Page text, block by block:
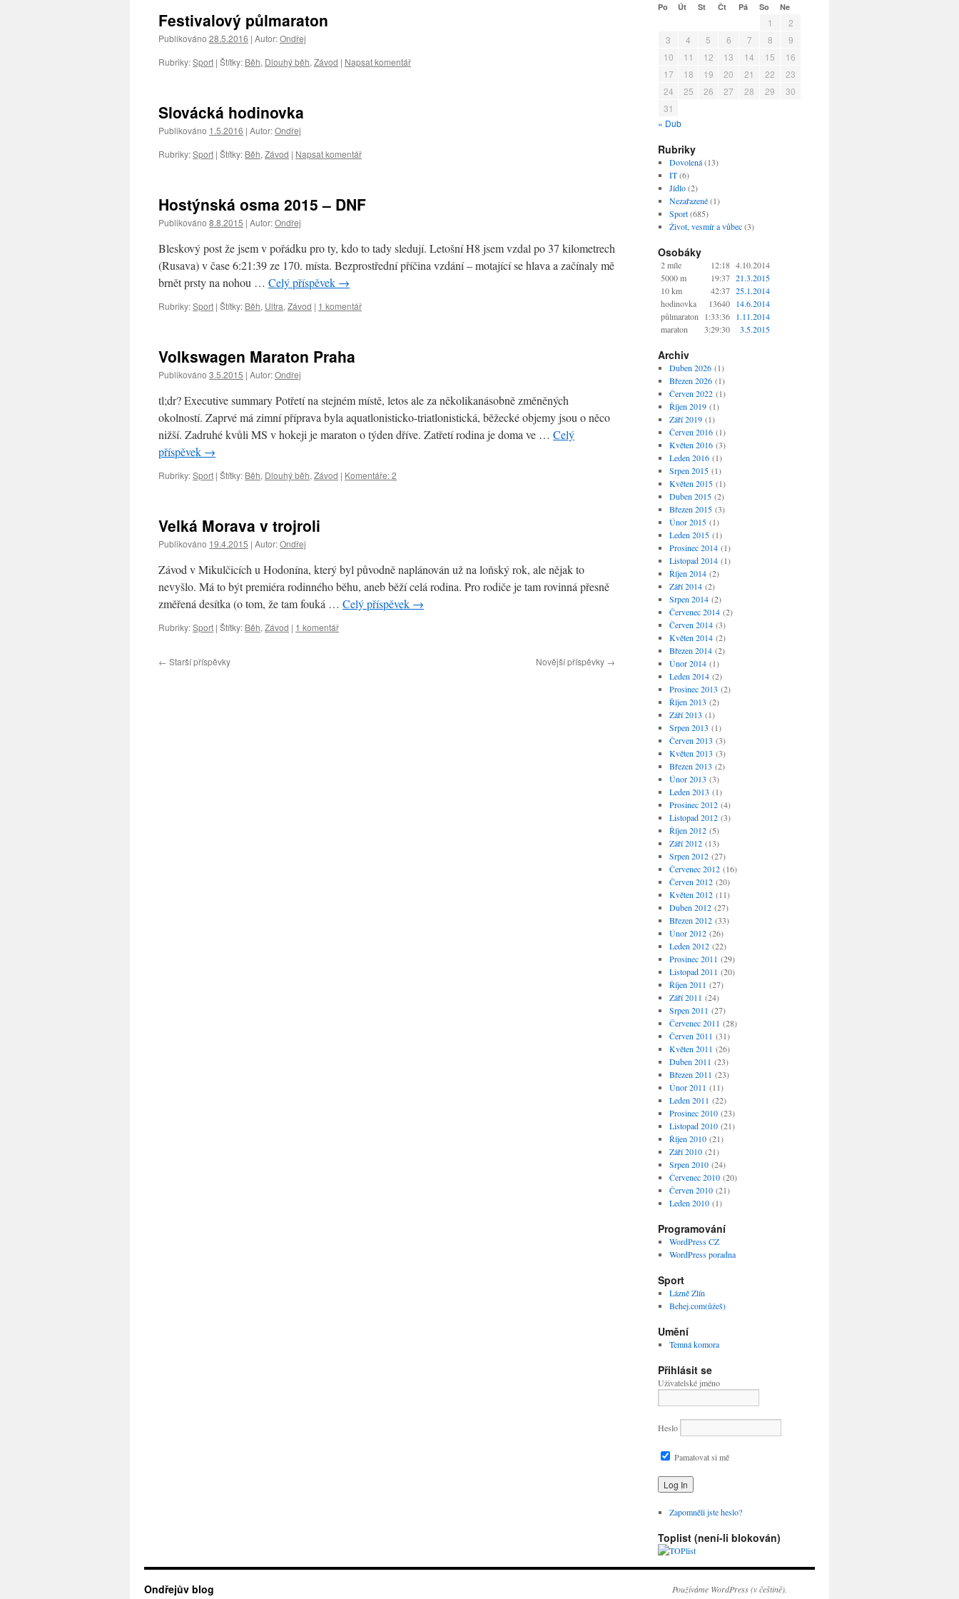
Festivalový půlmaraton
Publikováno 28.5.2016 | Autor:Ondřej
Rubriky:Sport | Štítky: Běh, Dlouhý běh, Závod | Napsat komentář
Slovácká hodinovka
Publikováno 1.5.2016 | Autor:Ondřej
Rubriky:Sport | Štítky: Běh, Závod | Napsat komentář
Hostýnská osma 2015 – DNF
Publikováno 8.8.2015 | Autor:Ondřej
Bleskový post že jsem v pořádku pro ty, kdo to tady sledují. Letošní H8 jsem vzdal po 37 kilometrech
(Rusava) v čase 6:21:39 ze 170. místa. Bezprostřední příčina vzdání – motající se hlava a začínaly mě
brnět prsty na nohou … Celý příspěvek →
Rubriky:Sport | Štítky: Běh, Ultra, Závod | 1 komentář
Volkswagen Maraton Praha
Publikováno 3.5.2015 | Autor:Ondřej
tl;dr? Executive summary Potřetí na stejném místě, letos ale za několikanásobně změněných
okolností. Zaprvé má zimní příprava byla aquatlonisticko-triatlonistická, běžecké objemy jsou o něco
nižší. Zadruhé kvůli MS v hokeji je maraton o týden dříve. Zatřetí rodina je doma ve … Celý
příspěvek →
Rubriky:Sport | Štítky: Běh, Dlouhý běh, Závod | Komentáře: 2
Velká Morava v trojroli
Publikováno 19.4.2015 | Autor:Ondřej
Závod v Mikulčicích u Hodonína, který byl původně naplánován už na loňský rok, ale nějak to
nevyšlo. Má to být premiéra rodinného běhu, aneb běží celá rodina. Pro rodiče je tam rovinná přesně
změřená desítka (o tom, že tam fouká … Celý příspěvek →
Rubriky:Sport | Štítky: Běh, Závod | 1 komentář
← Starší příspěvky Novější příspěvky →
Po Út St Čt Pá So Ne
1
2
3
4 5 6 7 8
9
10
11 12 13 14 15
16
17
18 19 20 21 22
23
24
25 26 27 28 29
30
31
« Dub
Rubriky
Dovolená(13)
IT(6)
Jídlo(2)
Nezařazené(1)
Sport(685)
Život, vesmír a vůbec(3)
Osobáky
2 míle 12:18 4.10.2014
5000 m
19:37 21.3.2015
10 km
42:37 25.1.2014
hodinovka
13640
14.6.2014
půlmaraton
1:33:36
1.11.2014
maraton
3:29:30 3.5.2015
Archiv
Duben 2026(1)
Březen 2026(1)
Červen 2022(1)
Říjen 2019(1)
Září 2019(1)
Červen 2016(1)
Květen 2016(3)
Leden 2016(1)
Srpen 2015(1)
Květen 2015(1)
Duben 2015(2)
Březen 2015(3)
Únor 2015(1)
Leden 2015(1)
Prosinec 2014(1)
Listopad 2014(1)
Říjen 2014(2)
Září 2014(2)
Srpen 2014(2)
Červenec 2014(2)
Červen 2014(3)
Květen 2014(2)
Březen 2014(2)
Únor 2014(1)
Leden 2014(2)
Prosinec 2013 (2)
Říjen 2013 (2)
Září 2013 (1)
Srpen 2013 (1)
Červen 2013 (3)
Květen 2013 (3)
Březen 2013 (2)
Únor 2013 (3)
Leden 2013 (1)
Prosinec 2012(4)
Listopad 2012(3)
Říjen 2012(5)
Září 2012(13)
Srpen 2012(27)
Červenec 2012(16)
Červen 2012(20)
Květen 2012(11)
Duben 2012(27)
Březen 2012(33)
Únor 2012(26)
Leden 2012(22)
Prosinec 2011 (29)
Listopad 2011 (20)
Říjen 2011 (27)
Září 2011 (24)
Srpen 2011 (27)
Červenec 2011 (28)
Červen 2011 (31)
Květen 2011 (26)
Duben 2011 (23)
Březen 2011 (23)
Únor 2011 (11)
Leden 2011 (22)
Prosinec 2010(23)
Listopad 2010(21)
Říjen 2010(21)
Září 2010(21)
Srpen 2010(24)
Červenec 2010(20)
Červen 2010(21)
Leden 2010(1)
Programování
WordPress CZ
WordPress poradna
Sport
Lázně Zlín
Behej.com(ůžeš)
Umění
Temná komora
Přihlásit se
Uživatelské jméno
Heslo
Pamatovat si mě
Zapomněli jste heslo?
Toplist (není-li blokován)
Ondřejův blog Používáme WordPress (v češtině).